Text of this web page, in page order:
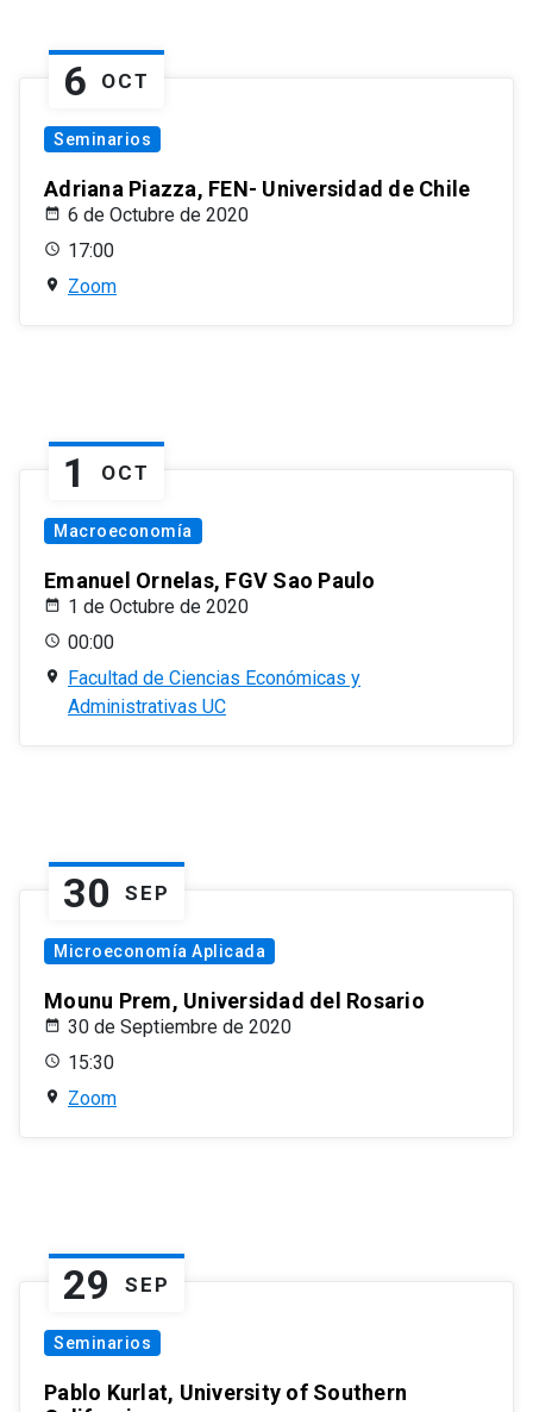
6 OCT
Seminarios
Adriana Piazza, FEN- Universidad de Chile
6 de Octubre de 2020
17:00
Zoom
1 OCT
Macroeconomía
Emanuel Ornelas, FGV Sao Paulo
1 de Octubre de 2020
00:00
Facultad de Ciencias Económicas y
Administrativas UC
30 SEP
Microeconomía Aplicada
Mounu Prem, Universidad del Rosario
30 de Septiembre de 2020
15:30
Zoom
29 SEP
Seminarios
Pablo Kurlat, University of Southern